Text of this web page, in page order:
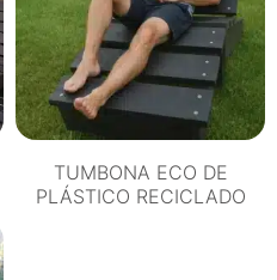
TUMBONA ECO DE
PLÁSTICO RECICLADO